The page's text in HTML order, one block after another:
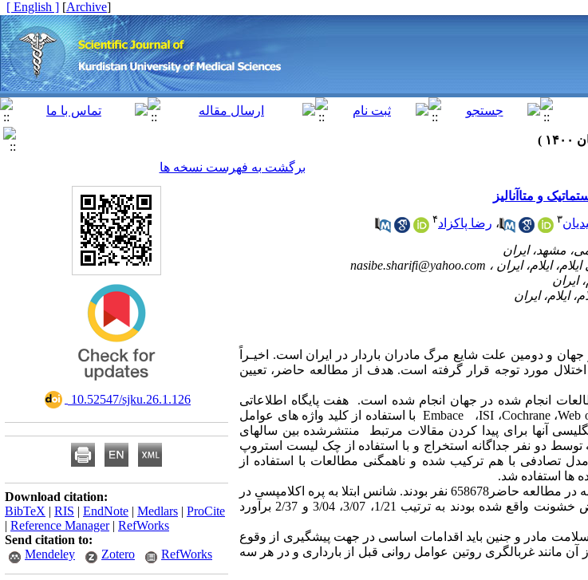
[
Archive
]
[ English ]
برگشت به فهرست نسخه ها
و متاآنالیز
۳ ، رضا پاکزاد۴
nasibe.sharifi@yahoo.com
و دومین علت شایع مرگ مادران باردار در ایران است.
اخیـراً
مورد توجه قرار گرفته است. هدف از مطالعه حاضر، تعیین
انجام شده در جهان انجام شده است. هفت پایگاه اطلاعاتی
Web،Cochrane، ISI، Embaceبا استفاده از کلید واژه های عوامل
آنها برای پیدا کردن مقالات مرتبط منتشرشده بین سالهای
دو نفر جداگانه استخراج و با استفاده از چک لیست
استروپ
مدل تصادفی با هم ترکیب شده و ناهمگنی مطالعات با استفاده از
658678 نفر بودند. شانس ابتلا به پره اکلامپسی در
افراد دارای استرس، اضطراب، افسردگی و افرادی که در معرض خشونت واقع شده بودند به ترتیب 1/21، 3/07، 3/04 و 2/37 برآورد
سلامت مادر و جنین باید اقدامات اساسی در جهت پیشگیری از وقوع
آن مانند غربالگری روتین عوامل روانی قبل از بارداری و در هر سه
‎ 10.52547/sjku.26.1.126
Download citation:
BibTeX | RIS | EndNote | Medlars | ProCite
| Reference Manager| RefWorks
Send citation to:
Mendeley
Zotero RefWorks